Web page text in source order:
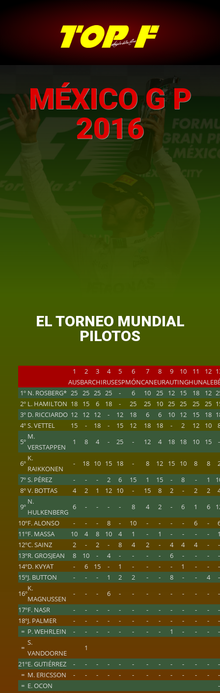
MÉXICO G P
2016
EL TORNEO MUNDIAL
PILOTOS
1 2 3 4 5 6 7 8 9 10 11 12
AUSBARCHIRUSESPMÓNCANEURAUTINGHUNALE
1º N. ROSBERG* 25 25 25 25 - 6 10 25 12 15 18 12
2º L. HAMILTON 18 15 6 18 - 25 25 10 25 25 25 25
3º D. RICCIARDO 12 12 12 - 12 18 6 6 10 12 15 18
4ºS. VETTEL 15 - 18 - 15 12 18 18 - 2 12 10
5º
M.
VERSTAPPEN
1 8 4 - 25 - 12 4 18 18 10 15 -
6º
K.
RAIKKONEN
- 18 10 15 18 - 8 12 15 10 8 8
7ºS. PÉREZ - - - 2 6 15 1 15 - 8 - 1
8ºV. BOTTAS 4 2 1 12 10 - 15 8 2 - 2 2
9º
N.
HULKENBERG
6 - - - - 8 4 2 - 6 1 6
10ºF. ALONSO - - - 8 - 10 - - - - 6 -
11ºF. MASSA 10 4 8 10 4 1 - 1 - - - -
12ºC. SAINZ 2 - 2 - 8 4 2 - 4 4 4 -
-
13ºR. GROSJEAN 8 10 - 4 - - - - 6 - - -
-
14ºD. KVYAT - 6 15 - 1 - - - - 1 - -
-
15ºJ. BUTTON - - - 1 2 2 - - 8 - - 4
-
16º
K.
MAGNUSSEN
- - - 6 - - - - - - - -
-
17ºF. NASR - - - - - - - - - - - -
-
18ºJ. PALMER - - - - - - - - - - - -
-
= P. WEHRLEIN - - - - - - - - 1 - - -
-
=
S.
VANDOORNE
1
21ºE. GUTIÉRREZ - - - - - - - - - - - -
-
= M. ERICSSON - - - - - - - - - - - -
-
= E. OCON
-